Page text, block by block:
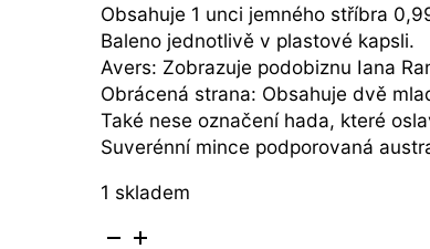
Obsahuje 1 unci jemného stříbra
Baleno jednotlivě v plastové kapsli.
Avers: Zobrazuje podobiznu Iana
Obrácená strana: Obsahuje dvě
Také nese označení hada, které
Suverénní mince podporovaná
1 skladem
Kookaburra